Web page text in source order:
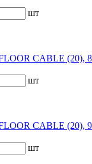
шт
CABLE (20),
шт
CABLE (20),
шт